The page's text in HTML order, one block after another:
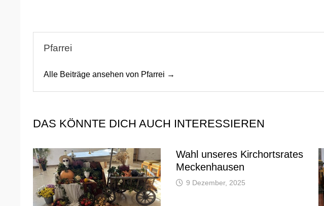
Pfarrei
Alle Beiträge ansehen von Pfarrei →
DAS KÖNNTE DICH AUCH INTERESSIEREN
Wahl unseres Kirchortsrates
Meckenhausen
9 Dezember, 2025